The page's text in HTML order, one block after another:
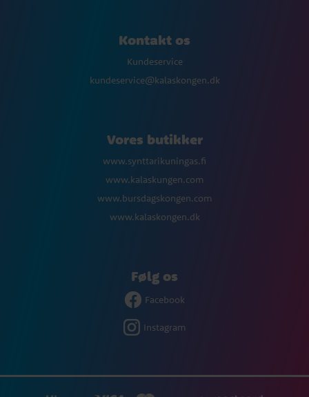
Kontakt os
Kundeservice
kundeservice@kalaskongen.dk
Vores butikker
www.synttarikuningas.fi
www.kalaskungen.com
www.bursdagskongen.com
www.kalaskongen.dk
Følg os
Facebook
Instagram